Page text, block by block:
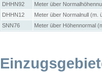
DHHN92
Meter über
DHHN12
Meter über Normalnull (m.
SNN76
Meter über Höhennormal